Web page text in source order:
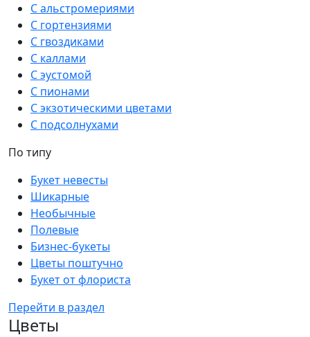
С альстромериями
С гортензиями
С гвоздиками
С каллами
С эустомой
С пионами
С экзотическими цветами
С подсолнухами
По типу
Букет невесты
Шикарные
Необычные
Полевые
Бизнес-букеты
Цветы поштучно
Букет от флориста
Перейти в раздел
Цветы